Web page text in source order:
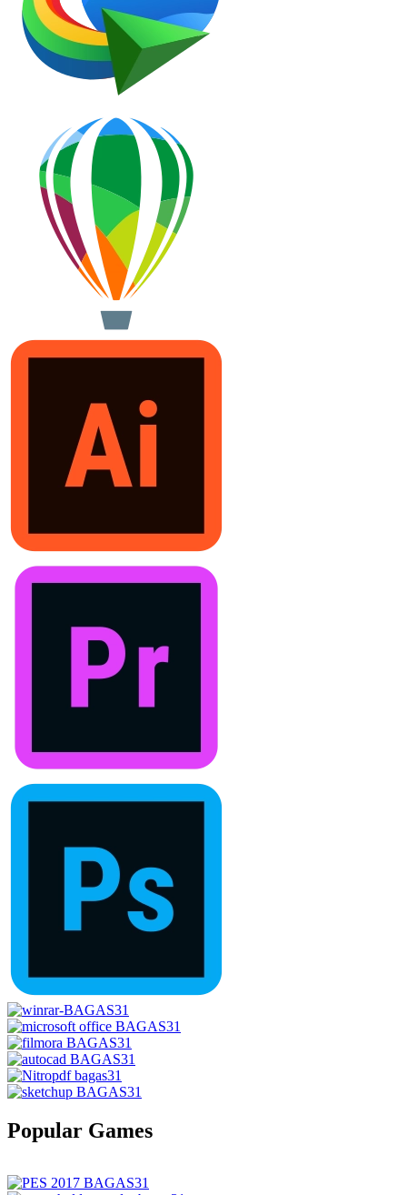
Popular Games